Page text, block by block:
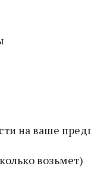
на ваше
возьмет)